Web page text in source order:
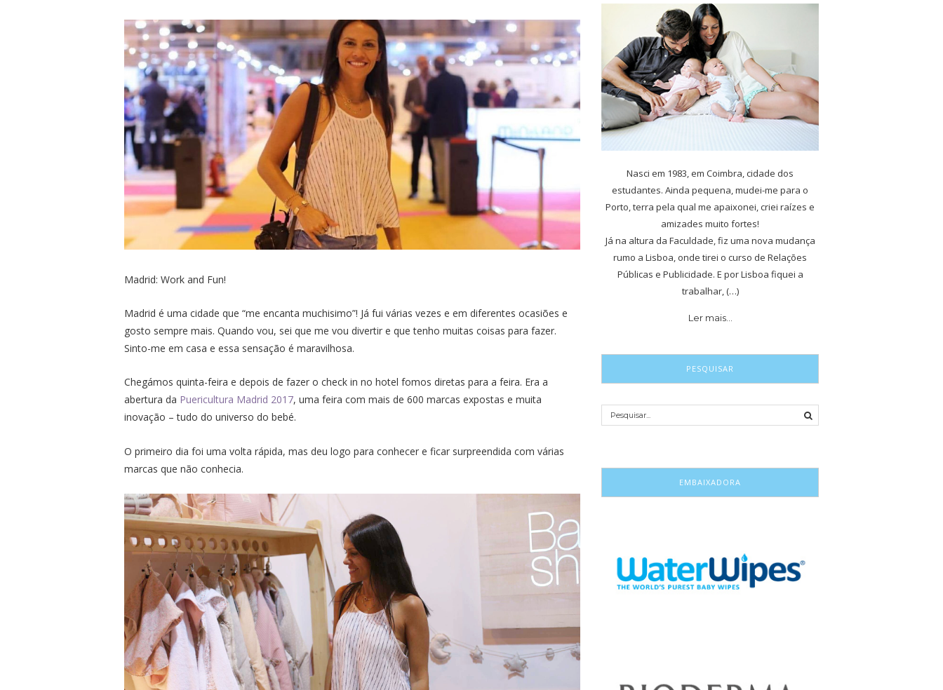
Madrid: Work and Fun!
Madrid é uma cidade que “me encanta muchisimo”! Já fui várias vezes e em diferentes ocasiões e
gosto sempre mais. Quando vou, sei que me vou divertir e que tenho muitas coisas para fazer.
Sinto-me em casa e essa sensação é maravilhosa.
Chegámos quinta-feira e depois de fazer o check in no hotel fomos diretas para a feira. Era a
abertura da Puericultura Madrid 2017, uma feira com mais de 600 marcas expostas e muita
inovação – tudo do universo do bebé.
O primeiro dia foi uma volta rápida, mas deu logo para conhecer e ficar surpreendida com várias
marcas que não conhecia.
Nasci em 1983, em Coimbra, cidade dos
estudantes. Ainda pequena, mudei-me para o
Porto, terra pela qual me apaixonei, criei raízes e
amizades muito fortes!
Já na altura da Faculdade, fiz uma nova mudança
rumo a Lisboa, onde tirei o curso de Relações
Públicas e Publicidade. E por Lisboa fiquei a
trabalhar, (…)
Ler mais…
PESQUISAR
EMBAIXADORA